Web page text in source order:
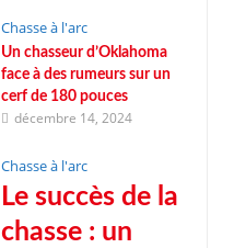
Chasse à l'arc
Un chasseur d’Oklahoma
face à des rumeurs sur un
cerf de 180 pouces
décembre 14, 2024
Chasse à l'arc
Le succès de la
chasse : un